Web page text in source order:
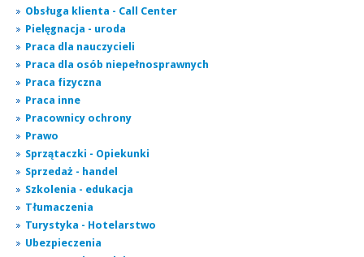
Obsługa klienta - Call Center
Pielęgnacja - uroda
Praca dla nauczycieli
Praca dla osób niepełnosprawnych
Praca fizyczna
Praca inne
Pracownicy ochrony
Prawo
Sprzątaczki - Opiekunki
Sprzedaż - handel
Szkolenia - edukacja
Tłumaczenia
Turystyka - Hotelarstwo
Ubezpieczenia